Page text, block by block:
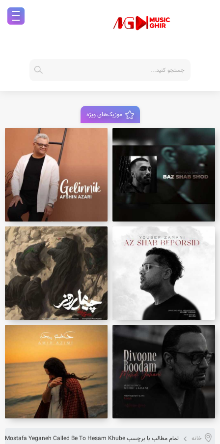
موزیک‌های ویژه
خانه تمام مطالب با برچسب Download new song Mostafa Yeganeh Called Be To Hesam Khube